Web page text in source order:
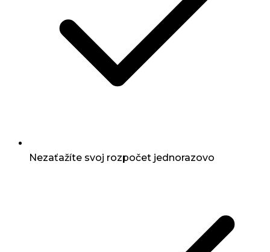
Nezaťažíte svoj rozpočet jednorazovo